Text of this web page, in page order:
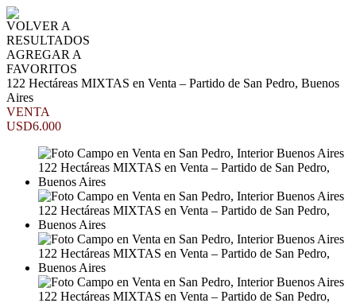
VOLVER A
RESULTADOS
AGREGAR A
FAVORITOS
122 Hectáreas MIXTAS en Venta – Partido de San Pedro, Buenos
Aires
VENTA
USD6.000